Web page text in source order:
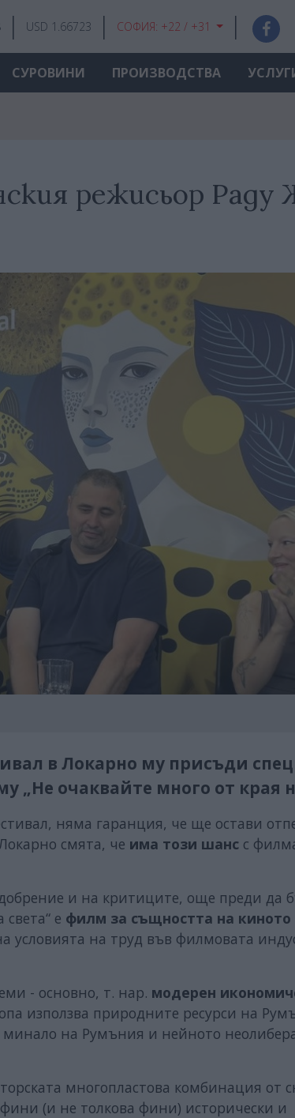
USD 1.66723 СОФИЯ: +22 / +31
СУРОВИНИ ПРОИЗВОДСТВА
режисьор Раду
в Локарно му присъди
очаквайте много от края
няма гаранция, че ще остави
смята, че има този шанс с
и на критиците, още преди да
е филм за същността на киното
условията на труд във филмовата
- основно, т. нар. модерен
използва природните ресурси на
на Румъния и нейното
многопластова комбинация от
(и не толкова фини) исторически и